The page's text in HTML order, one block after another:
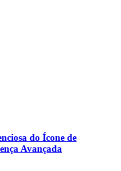
do Ícone de
Avançada